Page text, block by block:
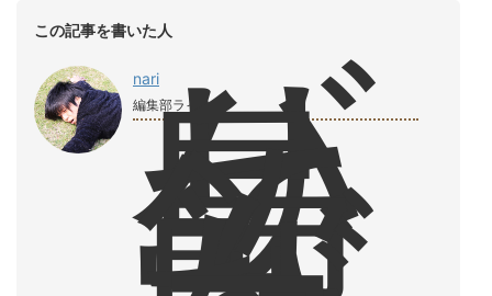
この記事を書いた人
nari
編集部ライター
バ
リ
島
で